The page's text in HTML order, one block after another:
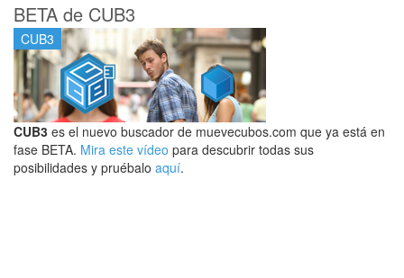
BETA de CUB3
CUB3
CUB3 es el nuevo buscador de muevecubos.com que ya está en
fase BETA. Mira este vídeo para descubrir todas sus
posibilidades y pruébalo aquí.